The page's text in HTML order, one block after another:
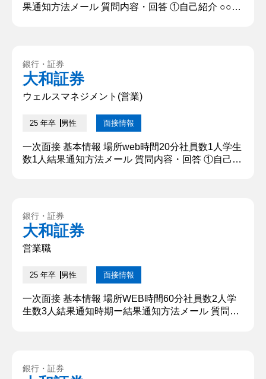
果通知方法メール 質問内容・回答 ①自己紹介 ○○大
いたします。 【深掘質問】○○をやってたなかで一
番辛かったことについて教えてください ②学生時代
に力を入...
銀行・証券
大和証券
ウェルスマネジメント(営業)
25 年卒 男性 面接情報
一次面接 基本情報 場所web時間20分社員数1人学生
数1人結果通知方法メール 質問内容・回答 ①自己紹
お願いいたします。 【深掘質問】なんでその組織に
入ったの？ 【深堀質問回答】 中学生の頃に他薦で
○○...
銀行・証券
大和証券
営業職
25 年卒 男性 面接情報
一次面接 基本情報 場所WEB時間60分社員数2人学
生数3人結果通知時期ー結果通知方法メール 質問内
官の印象ー学生の服装ー面接の雰囲気学生が質問し
銀行・証券